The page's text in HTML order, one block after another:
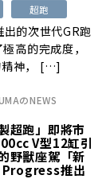
超跑
的次世代GR跑
高的完成度，
精神， […]
のNEWS
超跑」即將市
V型12缸引
野獸座駕「新
Progress推出